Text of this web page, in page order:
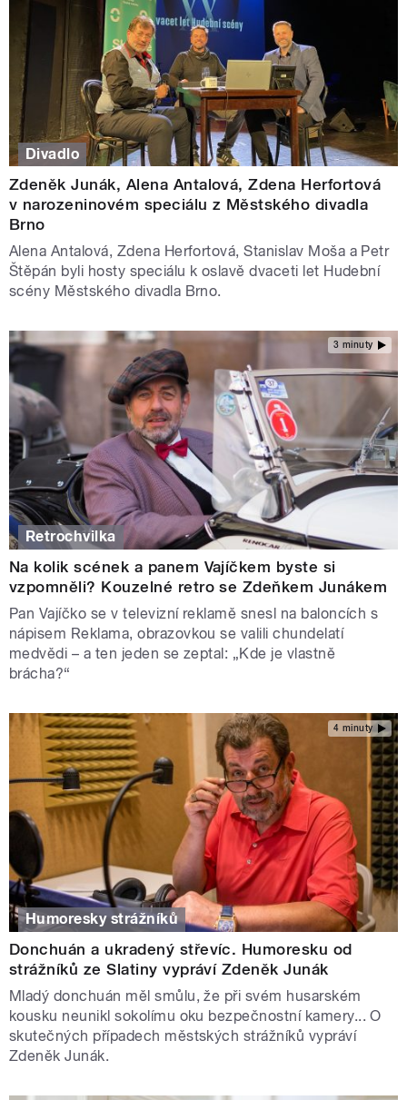
Divadlo
Zdeněk Junák, Alena Antalová, Zdena Herfortová
v narozeninovém speciálu z Městského divadla
Brno
Alena Antalová, Zdena Herfortová, Stanislav Moša a Petr
Štěpán byli hosty speciálu k oslavě dvaceti let Hudební
scény Městského divadla Brno.
3 minuty
Retrochvilka
Na kolik scének a panem Vajíčkem byste si
vzpomněli? Kouzelné retro se Zdeňkem Junákem
Pan Vajíčko se v televizní reklamě snesl na baloncích s
nápisem Reklama, obrazovkou se valili chundelatí
medvědi – a ten jeden se zeptal: „Kde je vlastně
brácha?“
4 minuty
Humoresky strážníků
Donchuán a ukradený střevíc. Humoresku od
strážníků ze Slatiny vypráví Zdeněk Junák
Mladý donchuán měl smůlu, že při svém husarském
kousku neunikl sokolímu oku bezpečnostní kamery... O
skutečných případech městských strážníků vypráví
Zdeněk Junák.